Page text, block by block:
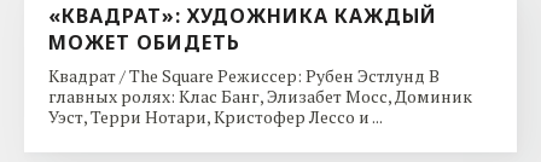
«КВАДРАТ»: ХУДОЖНИКА КАЖДЫЙ
МОЖЕТ ОБИДЕТЬ
Квадрат / The Square Режиссер: Рубен Эстлунд В
главных ролях: Клас Банг, Элизабет Мосс, Доминик
Уэст, Терри Нотари, Кристофер Лессо и ...